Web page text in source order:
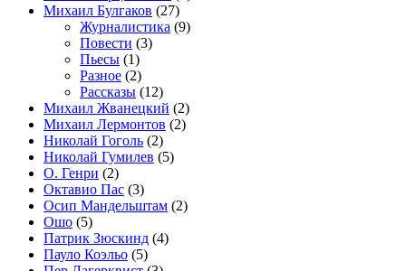
Михаил Булгаков (27)
Журналистика (9)
Повести (3)
Пьесы (1)
Разное (2)
Рассказы (12)
Михаил Жванецкий (2)
Михаил Лермонтов (2)
Николай Гоголь (2)
Николай Гумилев (5)
О. Генри (2)
Октавио Пас (3)
Осип Мандельштам (2)
Ошо (5)
Патрик Зюскинд (4)
Пауло Коэльо (5)